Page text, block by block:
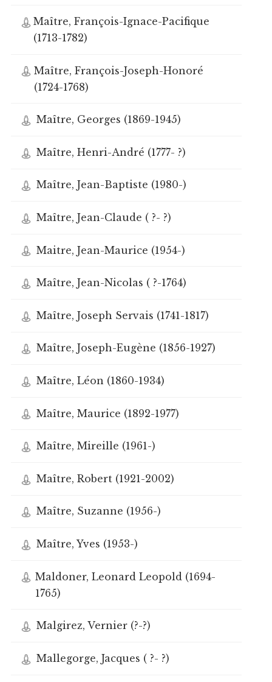
Maître, François-Ignace-Pacifique
(1713-1782)
Maître, François-Joseph-Honoré
(1724-1768)
Maître, Georges (1869-1945)
Maître, Henri-André (1777- ?)
Maître, Jean-Baptiste (1980-)
Maître, Jean-Claude ( ?- ?)
Maitre, Jean-Maurice (1954-)
Maître, Jean-Nicolas ( ?-1764)
Maître, Joseph Servais (1741-1817)
Maître, Joseph-Eugène (1856-1927)
Maître, Léon (1860-1934)
Maître, Maurice (1892-1977)
Maître, Mireille (1961-)
Maître, Robert (1921-2002)
Maître, Suzanne (1956-)
Maître, Yves (1953-)
Maldoner, Leonard Leopold (1694-
1765)
Malgirez, Vernier (?-?)
Mallegorge, Jacques ( ?- ?)